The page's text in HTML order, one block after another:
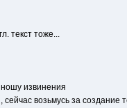
текст тоже...
извинения
возьмусь за создание